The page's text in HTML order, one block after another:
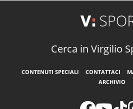
Cerca in Virgilio
CONTENUTI SPECIALI CONTATTACI
ARCHIVIO